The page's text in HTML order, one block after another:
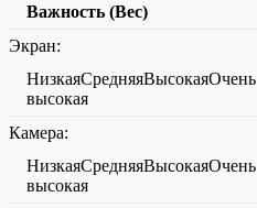
Важность (Вес)
Экран:
НизкаяСредняяВысокаяОчень
высокая
Камера:
НизкаяСредняяВысокаяОчень
высокая